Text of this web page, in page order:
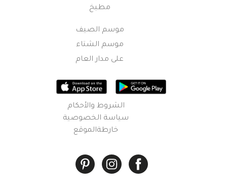
مطبخ
موسم الصيف
موسم الشتاء
على مدار العام
الشروط والأحكام
سياسة الخصوصية
خارطةالموقع